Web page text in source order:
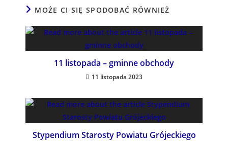
MOŻE CI SIĘ SPODOBAĆ RÓWNIEŻ
11 listopada – gminne obchody
11 listopada 2023
Stypendium Starosty Powiatu Grójeckiego